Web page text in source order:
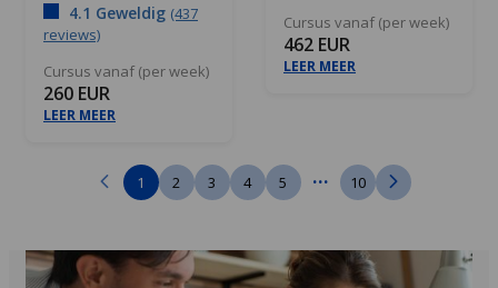
4.1 Geweldig (437
reviews)
Cursus vanaf (per week)
260 EUR
LEER MEER
Cursus vanaf (per week)
462 EUR
LEER MEER
1 2 3 4 5 ... 10